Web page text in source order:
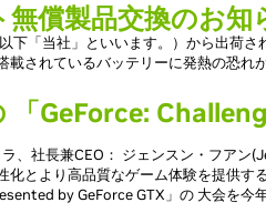
償製品交換のお知
「当社」といいます。）から出荷さ
載されているバッテリーに発熱の恐れ
GeForce:
、社長兼CEO： ジェンスン・フアン
とより高品質なゲーム体験を提供す
by GeForce GTX」の 大会を今